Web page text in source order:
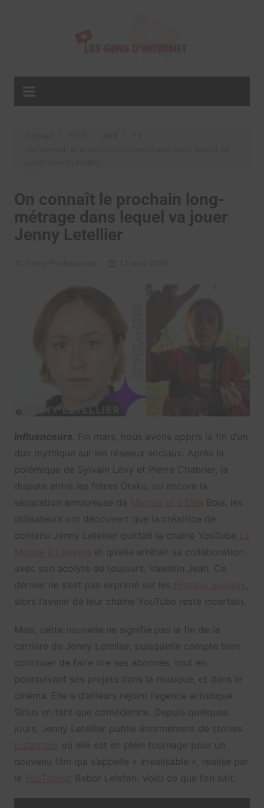
On connaît le prochain long-
métrage dans lequel va jouer
Jenny Letellier
Influenceurs. Fin mars, nous avons appris la fin d’un
duo mythique sur les réseaux sociaux. Après la
polémique de Sylvain Lévy et Pierre Chabrier, la
dispute entre les frères Otaku, ou encore la
séparation amoureuse de
Bois, les
utilisateurs ont découvert que la créatrice de
contenu Jenny Letellier quittait la chaîne YouTube
et qu’elle arrêtait sa collaboration
avec son acolyte de toujours, Valentin Jean. Ce
dernier ne s’est pas exprimé sur les
,
alors l’avenir de leur chaîne YouTube reste incertain.
Mais, cette nouvelle ne signifie pas la fin de la
carrière de Jenny Letellier, puisqu’elle compte bien
continuer de faire rire ses abonnés, tout en
poursuivant ses projets dans la musique, et dans le
cinéma. Elle a d’ailleurs rejoint l’agence artistique
Sirius en tant que comédienne. Depuis quelques
jours, Jenny Letellier publie énormément de stories
où elle est en plein tournage pour un
nouveau film qui s’appelle « Irréalisable », réalisé par
le
Babor Lelefan. Voici ce que l’on sait.